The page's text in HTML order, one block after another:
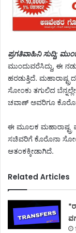
ಪ್ರಗತಿವಾಹಿನಿ ಸುದ್ದಿ;
ಮುಂದುವರೆಸಿದ್ದು, ಈ
ಹರಡುತ್ತಿದೆ.
ಸೋಂಕು ತಗುಲಿದ
ಚವಾಣ್ ಅವರಿಗೂ
ಈ ಮೂಲಕ ಮಹಾರಾಷ್ಟ್ರ
ಸಚಿವರಿಗೆ ಕೊರೊನಾ
ಆತಂಕಕ್ಕೀಡಾಗಿದೆ.
Related Articles